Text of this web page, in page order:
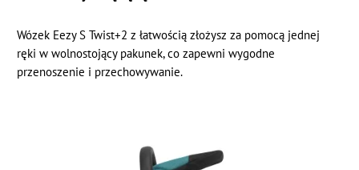
Wózek Eezy S Twist+2 z łatwością złożysz za pomocą jednej
ręki w wolnostojący pakunek, co zapewni wygodne
przenoszenie i przechowywanie.